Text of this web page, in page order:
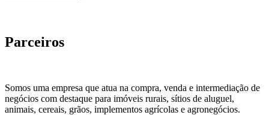
Parceiros
Somos uma empresa que atua na compra, venda e intermediação de
negócios com destaque para imóveis rurais, sítios de aluguel,
animais, cereais, grãos, implementos agrícolas e agronegócios.